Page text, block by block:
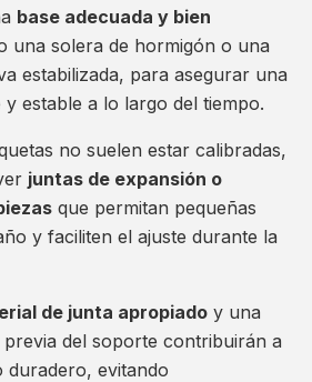
base adecuada y bien
una solera de hormigón o una
estabilizada, para asegurar una
estable a lo largo del tiempo.
no suelen estar calibradas,
juntas de expansión o
que permitan pequeñas
y faciliten el ajuste durante la
de junta apropiado y una
del soporte contribuirán a
duradero, evitando